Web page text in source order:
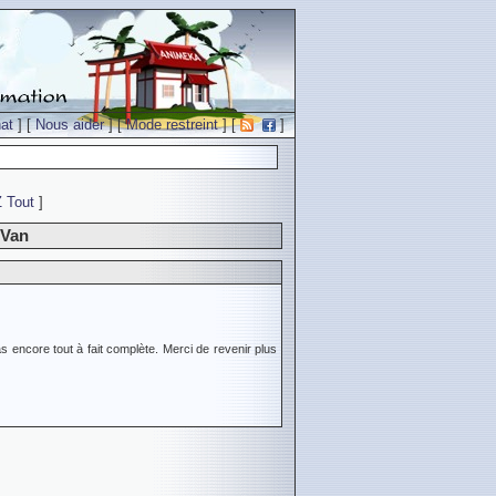
] [Nous aider] [Mode restreint] [ ]
Tout ]
encore tout à fait complète. Merci de revenir plus